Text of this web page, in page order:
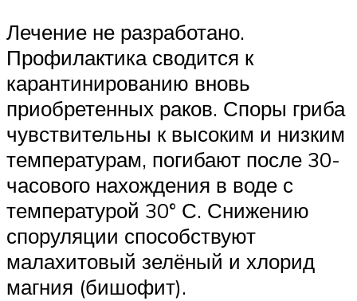
Лечение не разработано.
Профилактика сводится к
карантинированию вновь
приобретенных раков. Споры гриба
чувствительны к высоким и низким
температурам, погибают после 30-
часового нахождения в воде с
температурой 30° С. Снижению
споруляции способствуют
малахитовый зелёный и хлорид
магния (бишофит).